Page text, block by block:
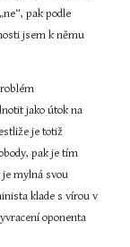
pak podle
jsem k němu
jako útok na
je totiž
pak je tím
je mylná svou
klade s vírou v
oponenta